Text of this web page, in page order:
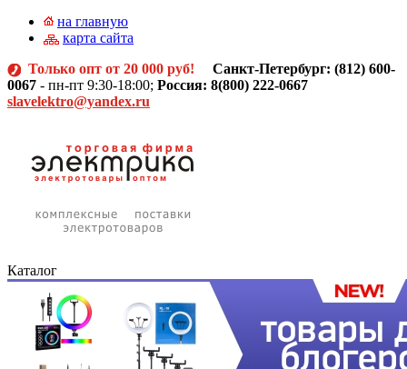
на главную
карта сайта
Только опт от 20 000 руб! Санкт-Петербург: (812) 600-
0067 - пн-пт 9:30-18:00; Россия: 8(800) 222-0667
slavelektro@yandex.ru
Каталог